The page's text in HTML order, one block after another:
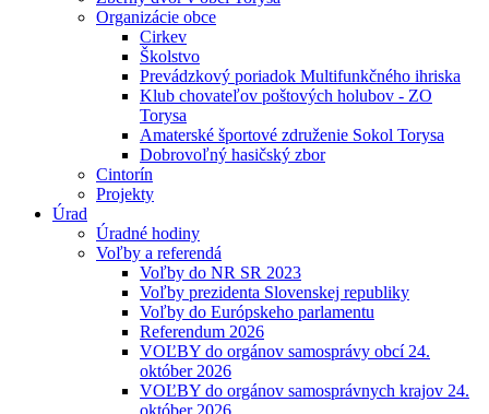
Organizácie obce
Cirkev
Školstvo
Prevádzkový poriadok Multifunkčného ihriska
Klub chovateľov poštových holubov - ZO
Torysa
Amaterské športové združenie Sokol Torysa
Dobrovoľný hasičský zbor
Cintorín
Projekty
Úrad
Úradné hodiny
Voľby a referendá
Voľby do NR SR 2023
Voľby prezidenta Slovenskej republiky
Voľby do Európskeho parlamentu
Referendum 2026
VOĽBY do orgánov samosprávy obcí 24.
október 2026
VOĽBY do orgánov samosprávnych krajov 24.
október 2026